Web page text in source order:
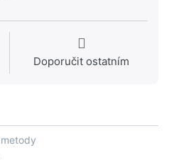
Doporučit ostatním